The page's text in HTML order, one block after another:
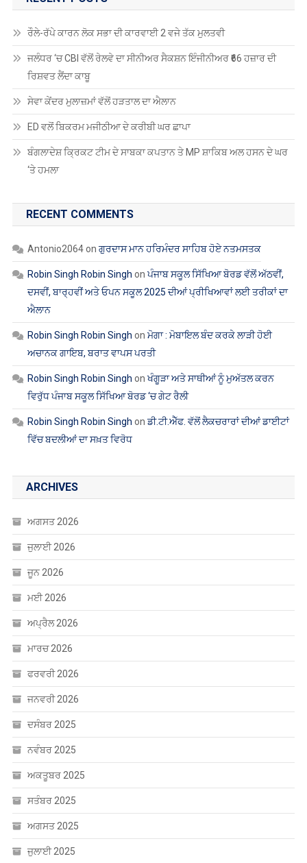
ਰੌਲੇ-ਰੱਪੇ ਕਾਰਨ ਲੋਕ ਸਭਾ ਦੀ ਕਾਰਵਾਈ 2 ਵਜੇ ਤੱਕ ਮੁਲਤਵੀ
ਜਲੰਧਰ ‘ਚ CBI ਵੱਲੋਂ ਰੇਲਵੇ ਦਾ ਸੀਨੀਅਰ ਸੈਕਸ਼ਨ ਇੰਜੀਨੀਅਰ ₹66 ਹਜ਼ਾਰ ਦੀ
ਰਿਸ਼ਵਤ ਲੈਂਦਾ ਕਾਬੂ
ਸੇਵਾ ਕੇਂਦਰ ਮੁਲਾਜ਼ਮਾਂ ਵੱਲੋਂ ਹੜਤਾਲ ਦਾ ਐਲਾਨ
ED ਵਲੋਂ ਬਿਕਰਮ ਮਜੀਠੀਆ ਦੇ ਕਰੀਬੀ ਘਰ ਛਾਪਾ
ਬੰਗਲਾਦੇਸ਼ ਕ੍ਰਿਕਟ ਟੀਮ ਦੇ ਸਾਬਕਾ ਕਪਤਾਨ ਤੇ MP ਸ਼ਾਕਿਬ ਅਲ ਹਸਨ ਦੇ ਘਰ
‘ਤੇ ਹਮਲਾ
RECENT COMMENTS
Antonio2064on ਗੁਰਦਾਸ ਮਾਨ ਹਰਿਮੰਦਰ ਸਾਹਿਬ ਹੋਏ ਨਤਮਸਤਕ
Robin Singh Robin Singh onਪੰਜਾਬ ਸਕੂਲ ਸਿੱਖਿਆ ਬੋਰਡ ਵੱਲੋਂ ਅੱਠਵੀਂ,
ਦਸਵੀਂ, ਬਾਰ੍ਹਵੀਂ ਅਤੇ ਓਪਨ ਸਕੂਲ 2025 ਦੀਆਂ ਪ੍ਰੀਖਿਆਵਾਂ ਲਈ ਤਰੀਕਾਂ ਦਾ
ਐਲਾਨ
Robin Singh Robin Singh on ਮੋਗਾ : ਮੋਬਾਇਲ ਬੰਦ ਕਰਕੇ ਲਾੜੀ ਹੋਈ
ਅਚਾਨਕ ਗਾਇਬ, ਬਰਾਤ ਵਾਪਸ ਪਰਤੀ
Robin Singh Robin Singh onਖੰਗੂੜਾ ਅਤੇ ਸਾਥੀਆਂ ਨੂੰ ਮੁਅੱਤਲ ਕਰਨ
ਵਿਰੁੱਧ ਪੰਜਾਬ ਸਕੂਲ ਸਿੱਖਿਆ ਬੋਰਡ ‘ਚ ਗੇਟ ਰੈਲੀ
Robin Singh Robin Singh onਡੀ.ਟੀ.ਐੱਫ. ਵੱਲੋਂ ਲੈਕਚਰਾਰਾਂ ਦੀਆਂ ਡਾਈਟਾਂ
ਵਿੱਚ ਬਦਲੀਆਂ ਦਾ ਸਖ਼ਤ ਵਿਰੋਧ
ARCHIVES
ਅਗਸਤ 2026
ਜੁਲਾਈ 2026
ਜੂਨ 2026
ਮਈ 2026
ਅਪ੍ਰੈਲ 2026
ਮਾਰਚ 2026
ਫਰਵਰੀ 2026
ਜਨਵਰੀ 2026
ਦਸੰਬਰ 2025
ਨਵੰਬਰ 2025
ਅਕਤੂਬਰ 2025
ਸਤੰਬਰ 2025
ਅਗਸਤ 2025
ਜੁਲਾਈ 2025